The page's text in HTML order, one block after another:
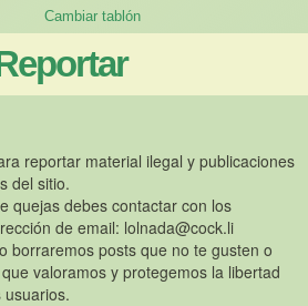
reportar material ilegal y publicaciones
del sitio.
quejas debes contactar con los
de email: lolnada@cock.li
borraremos posts que no te gusten o
valoramos y protegemos la libertad